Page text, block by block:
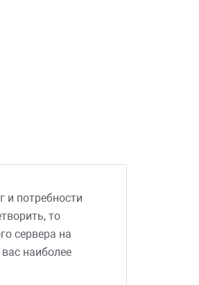
и потребности
то
сервера на
наиболее